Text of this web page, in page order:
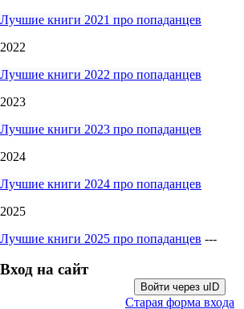
Лучшие книги 2021 про попаданцев
2022
Лучшие книги 2022 про попаданцев
2023
Лучшие книги 2023 про попаданцев
2024
Лучшие книги 2024 про попаданцев
2025
Лучшие книги 2025 про попаданцев ---
Вход на сайт
Войти через uID
Старая форма входа